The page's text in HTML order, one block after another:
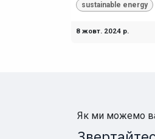
sustainable energy
8 жовт. 2024 р.
Як ми можемо